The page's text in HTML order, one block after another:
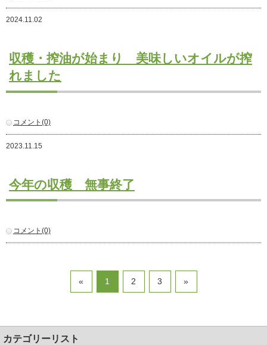
公共施設 PFI事業
医療・福祉施設・幼稚園
採用情報
BLOG
2024.11.02
収穫・搾油が始まり 美味しいオイルが搾
れました
コメント(0)
2023.11.15
今年の収穫 無事終了
コメント(0)
« 1 2 3 »
カテゴリーリスト